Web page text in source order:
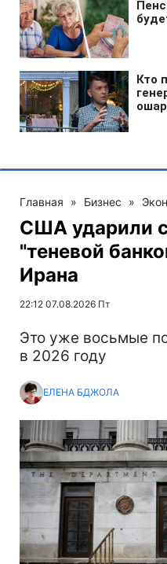
Главная » Бизнес »
США ударили
"теневой
Ирана
22:12 07.08.2026 Пт
Это уже восьмые
в 2026 году
ЕЛЕНА БДЖОЛА